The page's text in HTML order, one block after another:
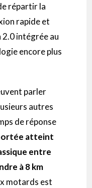
répartir la
rapide et
intégrée au
encore plus
parler
autres
de réponse
atteint
entre
à 8 km
motards est